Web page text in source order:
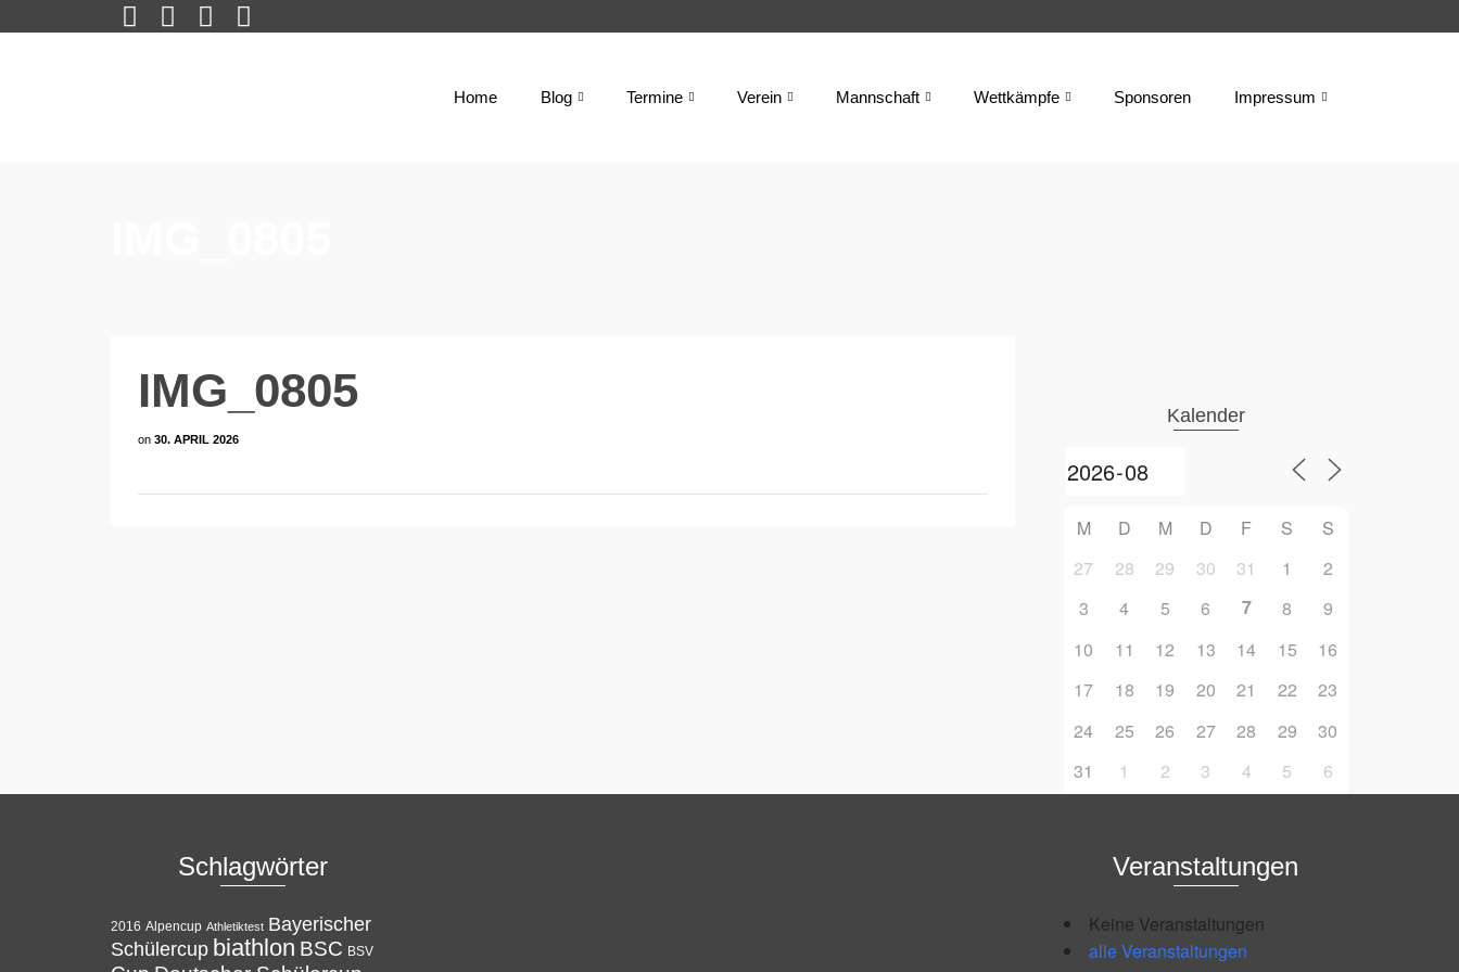
Home Blog Termine Verein Mannschaft Wettkämpfe Sponsoren Impressum
IMG_0805
on 30. APRIL 2026
Kalender
M D M D F S
S
27
28 29 30 31 1
2
3
4 5 6 7 8
9
10
11 12 13 14 15
16
17
18 19 20 21 22
23
24
25 26 27 28 29
30
31
1 2 3 4 5 6
Schlagwörter
2016 Alpencup Athletiktest Bayerischer
Schülercup biathlon BSC BSV
Veranstaltungen
Keine Veranstaltungen
alle Veranstaltungen